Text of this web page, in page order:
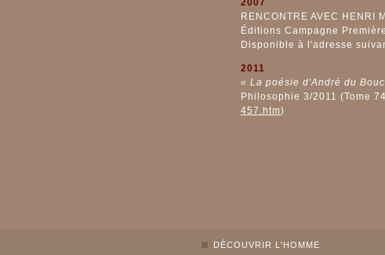
2007
RENCONTRE AVEC HENRI
Éditions Campagne
Disponible à l'adresse
2011
« La poésie d'André du
Philosophie 3/2011 (Tome
457.htm)
DÉCOUVRIR L'HOMME